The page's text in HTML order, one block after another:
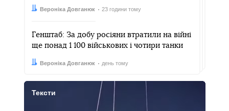
Автор:
Вероніка Довганюк
Дата: 23 години тому
Генштаб: За добу росіяни втратили на війні
ще понад 1 100 військових і чотири танки
Автор:
Вероніка Довганюк
Дата: день тому
Тексти